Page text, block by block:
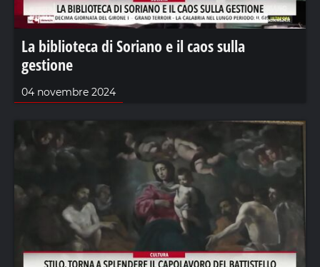
La biblioteca di Soriano e il caos sulla
gestione
04 novembre 2024